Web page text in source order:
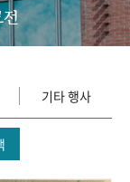
기타 행사